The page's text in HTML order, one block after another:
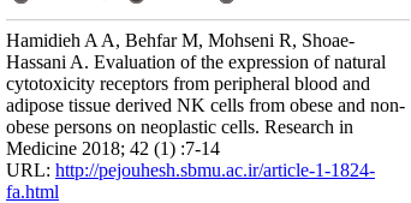
Hamidieh A A, Behfar M, Mohseni R, Shoae-
Hassani A. Evaluation of the expression of natural
cytotoxicity receptors from peripheral blood and
adipose tissue derived NK cells from obese and non-
obese persons on neoplastic cells. Research in
Medicine 2018; 42 (1) :7-14
URL: http://pejouhesh.sbmu.ac.ir/article-1-1824-
fa.html